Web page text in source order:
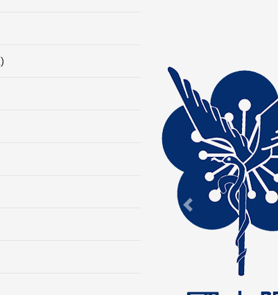
Previous